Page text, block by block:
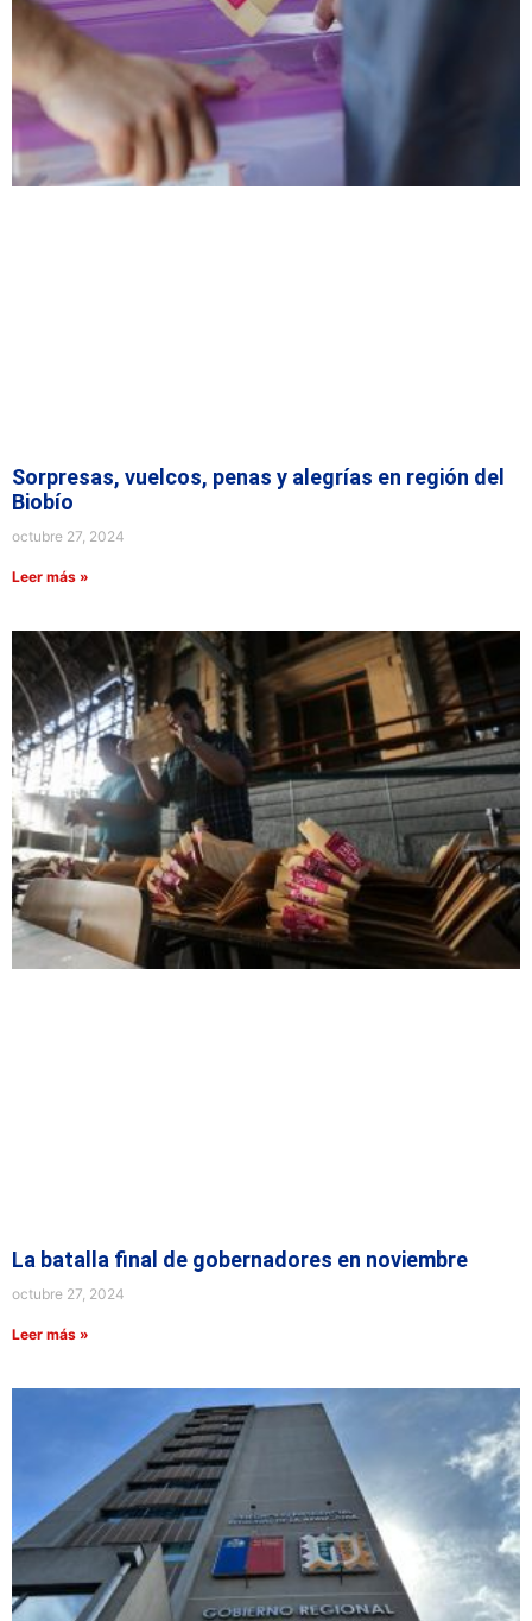
Sorpresas, vuelcos, penas y alegrías en región del
Biobío
octubre 27, 2024
Leer más »
La batalla final de gobernadores en noviembre
octubre 27, 2024
Leer más »